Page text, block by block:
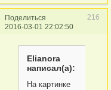
Поделиться
216
2016-03-01 22:02:50
Elianora
написал(а):
На картинке